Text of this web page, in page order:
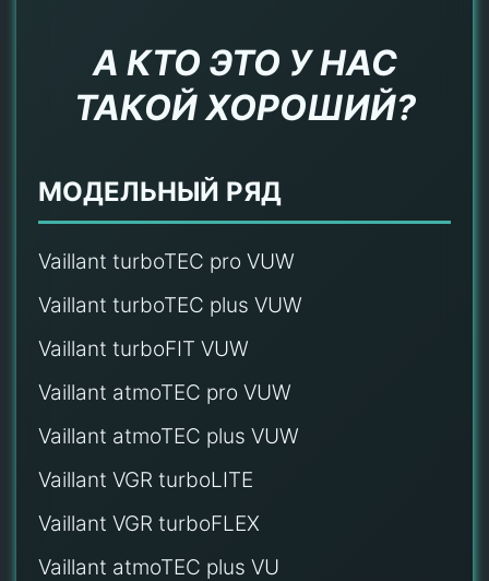
А КТО ЭТО У НАС
ТАКОЙ ХОРОШИЙ?
МОДЕЛЬНЫЙ РЯД
Vaillant turboTEC pro VUW
Vaillant turboTEC plus VUW
Vaillant turboFIT VUW
Vaillant atmoTEC pro VUW
Vaillant atmoTEC plus VUW
Vaillant VGR turboLITE
Vaillant VGR turboFLEX
Vaillant atmoTEC plus VU